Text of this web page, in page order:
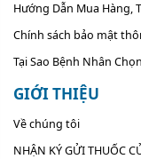
Hướng Dẫn Mua Hàng,
Chính sách bảo mật
Tại Sao Bệnh Nhân
GIỚI THIỆU
Về chúng tôi
NHẬN KÝ GỬI THUỐC